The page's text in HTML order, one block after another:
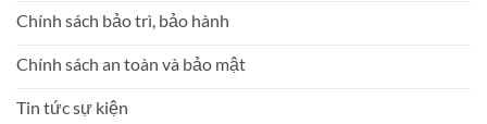
Chính sách bảo trì, bảo hành
Chính sách an toàn và bảo mật
Tin tức sự kiện